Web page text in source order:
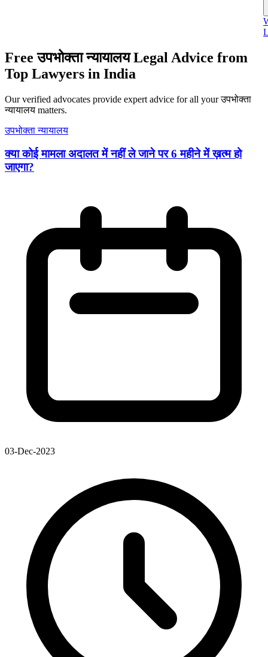
Free उपभोक्ता न्यायालय Legal Advice from
Top Lawyers in India
Our verified advocates provide expert advice for all your उपभोक्ता
न्यायालय matters.
उपभोक्ता न्यायालय
क्या कोई मामला अदालत में नहीं ले जाने पर 6 महीने में ख़त्म हो
जाएगा?
03-Dec-2023